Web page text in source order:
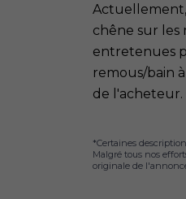
chêne sur les
entretenues
remous/bain
de
*Certaines
Malgré tous nos
originale de